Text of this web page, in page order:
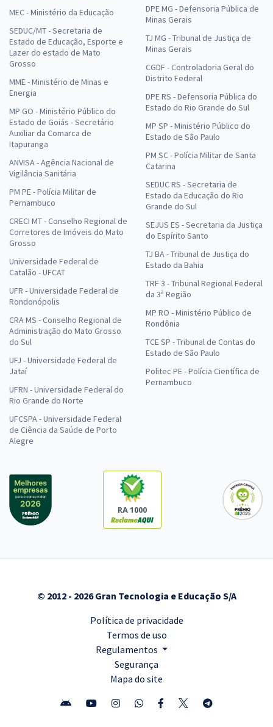
MEC - Ministério da Educação
SEDUC/MT - Secretaria de
Estado de Educação, Esporte e
Lazer do estado de Mato
Grosso
MME - Ministério de Minas e
Energia
MP GO - Ministério Público do
Estado de Goiás - Secretário
Auxiliar da Comarca de
Itapuranga
ANVISA - Agência Nacional de
Vigilância Sanitária
PM PE - Polícia Militar de
Pernambuco
CRECI MT - Conselho Regional de
Corretores de Imóveis do Mato
Grosso
Universidade Federal de
Catalão - UFCAT
UFR - Universidade Federal de
Rondonópolis
CRA MS - Conselho Regional de
Administração do Mato Grosso
do Sul
UFJ - Universidade Federal de
Jataí
UFRN - Universidade Federal do
Rio Grande do Norte
UFCSPA - Universidade Federal
de Ciência da Saúde de Porto
Alegre
DPE MG - Defensoria Pública de
Minas Gerais
TJ MG - Tribunal de Justiça de
Minas Gerais
CGDF - Controladoria Geral do
Distrito Federal
DPE RS - Defensoria Pública do
Estado do Rio Grande do Sul
MP SP - Ministério Público do
Estado de São Paulo
PM SC - Polícia Militar de Santa
Catarina
SEDUC RS - Secretaria de
Estado da Educação do Rio
Grande do Sul
SEJUS ES - Secretaria da Justiça
do Espírito Santo
TJ BA - Tribunal de Justiça do
Estado da Bahia
TRF 3 - Tribunal Regional Federal
da 3ª Região
MP RO - Ministério Público de
Rondônia
TCE SP - Tribunal de Contas do
Estado de São Paulo
Politec PE - Polícia Científica de
Pernambuco
RA 1000
© 2012 - 2026 Gran Tecnologia e Educação S/A
Política de privacidade
Termos de uso
Regulamentos
Segurança
Mapa do site